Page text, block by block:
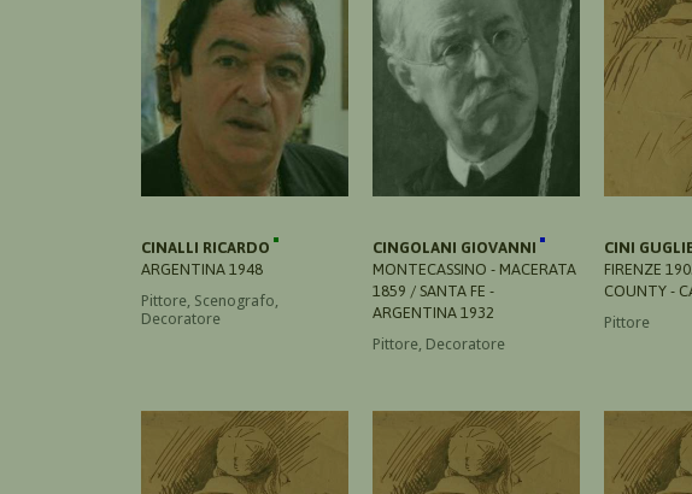
CINALLI RICARDO
ARGENTINA 1948
Pittore, Scenografo,
Decoratore
CINGOLANI GIOVANNI
MONTECASSINO - MACERATA
1859 / SANTA FE -
ARGENTINA 1932
Pittore, Decoratore
CINI
FIRENZE
COUNTY -
Pittore